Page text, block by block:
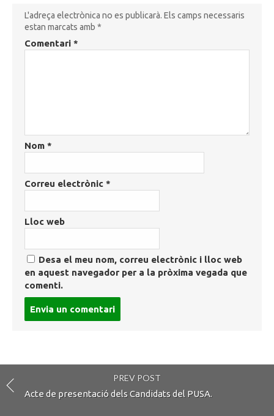
L'adreça electrònica no es publicarà. Els camps necessaris
estan marcats amb *
Comentari *
Nom *
Correu electrònic *
Lloc web
Desa el meu nom, correu electrònic i lloc web
en aquest navegador per a la pròxima vegada que
comenti.
PREV POST
Acte de presentació dels Candidats del PUSA.